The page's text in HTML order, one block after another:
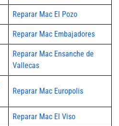
Reparar Mac El Pozo
Reparar Mac Embajadores
Reparar Mac Ensanche de
Vallecas
Reparar Mac Europolis
Reparar Mac El Viso